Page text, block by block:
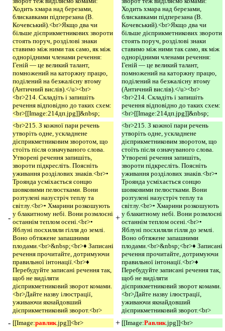
Ходить хмара над березами,
блискавками підперезана (В.
Кочевський).<br>Якщо два чи
більше дієприкметникових звороти
стоять поруч, розділові знаки
ставимо між ними так само, як між
однорідними членами речення:
Геній — це великий талант,
помножений на каторжну працю,
поділений на безжалісну втому
(Античний вислів).</u><br>
<br>214. Складіть і запишіть
речення відповідно до таких схем:
<br>[[Image:214дп.jpg]]&nbsp;
Ходить хмара над березами,
блискавками підперезана (В.
Кочевський).<br>Якщо два чи
більше дієприкметникових звороти
стоять поруч, розділові знаки
ставимо між ними так само, як між
однорідними членами речення:
Геній — це великий талант,
помножений на каторжну працю,
поділений на безжалісну втому
(Античний вислів).</u><br>
<br>214. Складіть і запишіть
речення відповідно до таких схем:
<br>[[Image:214дп.jpg]]&nbsp;
-
<br>215. З кожної пари речень
утворіть одне, ускладнене
дієприкметниковим зворотом, що
стоїть після означуваного слова.
Утворені речення запишіть,
звороти підкресліть. Поясніть
уживання розділових знаків.<br>•
Троянда усміхається сонцю
шовковими пелюстками. Вони
розтулені назустріч теплу та
світлу.<br>• Хмарини розкошують
у блакитному небі. Вони розмлоєні
останнім теплом осені.<br>•
Яблуні посхиляли гілля до землі.
Воно обтяжене запашними
плодами.<br>&nbsp;<br>♦ Записані
речення прочитайте, дотримуючи
правильної інтонації.<br>♦
Перебудуйте записані речення так,
щоб не виділяти
дієприкметниковий зворот комами.
<br>Дайте назву ілюстрації,
уживаючи якнайдовший
дієприкметниковий зворот.<br>
+
<br>215. З кожної пари речень
утворіть одне, ускладнене
дієприкметниковим зворотом, що
стоїть після означуваного слова.
Утворені речення запишіть,
звороти підкресліть. Поясніть
уживання розділових знаків.<br>•
Троянда усміхається сонцю
шовковими пелюстками. Вони
розтулені назустріч теплу та
світлу.<br>• Хмарини розкошують
у блакитному небі. Вони розмлоєні
останнім теплом осені.<br>•
Яблуні посхиляли гілля до землі.
Воно обтяжене запашними
плодами.<br>&nbsp;<br>♦ Записані
речення прочитайте, дотримуючи
правильної інтонації.<br>♦
Перебудуйте записані речення так,
щоб не виділяти
дієприкметниковий зворот комами.
<br>Дайте назву ілюстрації,
уживаючи якнайдовший
дієприкметниковий зворот.<br>
- [[Image:равлик.jpg]]<br> + [[Image:Равлик.jpg]]<br>